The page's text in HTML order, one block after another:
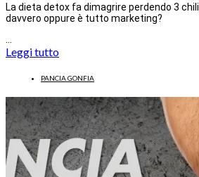
La dieta detox fa dimagrire perdendo 3
davvero oppure è tutto marketing?
Leggi tutto
PANCIA GONFIA